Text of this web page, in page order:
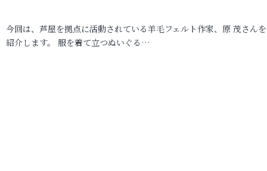
今回は、芦屋を拠点に活動されている羊毛フェルト作家、原 茂さん
紹介します。 服を着て立つぬいぐる…